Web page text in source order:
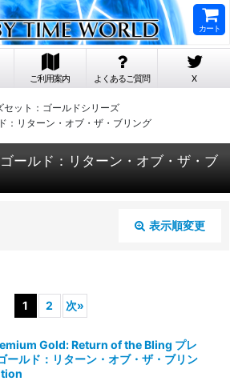
カート
ご利用案内 よくあるご質問 X
セット：ゴールドシリーズ
：リターン・オブ・ザ・ブリング
ールド：リターン・オブ・ザ・ブ
表示順変更
1 2 次»
Gold: Return of the Bling プレ
ールド：リターン・オブ・ザ・ブリン